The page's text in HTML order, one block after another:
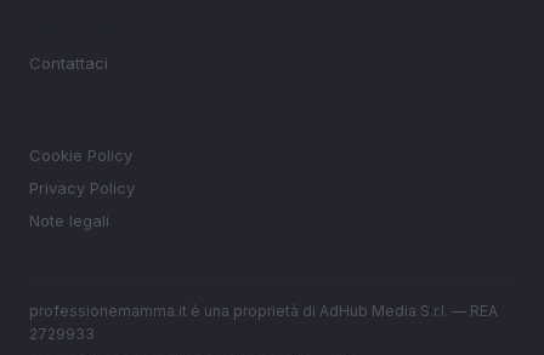
Contattaci
Cookie Policy
Privacy Policy
Note legali
professionemamma.it è una proprietà di AdHub Media S.r.l. — REA
2729933